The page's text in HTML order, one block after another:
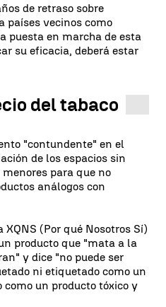
de retraso sobre
países vecinos como
puesta en marcha de esta
su eficacia, deberá estar
del tabaco
"contundente" en el
de los espacios sin
para que no
análogos con
(Por qué Nosotros Sí)
producto que "mata a la
y dice "no puede ser
ni etiquetado como un
un producto tóxico y